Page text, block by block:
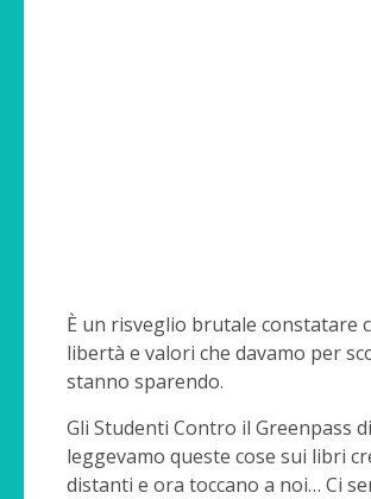
È un risveglio brutale constatare
libertà e valori che davamo per
stanno sparendo.
Gli Studenti Contro il Greenpass
leggevamo queste cose sui libri
distanti e ora toccano a noi… Ci